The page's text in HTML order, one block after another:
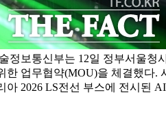
정보통신부는 12일 정부서울청
한 업무협약(MOU)을 체결했다.
아 2026 LS전선 부스에 전시된